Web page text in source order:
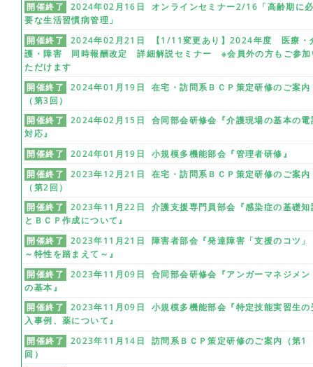
開催終了
2024年02月16日 オンラインセミナー2/16「高齢期に
要な生活習慣病管理」
開催終了
2024年02月21日 【1/11変更あり】2024年度 医療・
護・障害 同時報酬改定 詳細解説セミナー ※会員外の方もご参加
ただけます
開催終了
2024年01月19日 在宅・訪問系ＢＣＰ策定研修のご案内
（第3回）
開催終了
2024年02月15日 合同部会研修会『介護現場の基本の電
対応』
開催終了
2024年01月19日 小規模多機能部会『管理者研修』
開催終了
2023年12月21日 在宅・訪問系ＢＣＰ策定研修のご案内
（第2回）
開催終了
2023年11月22日 介護支援専門員部会『感染症の基礎知
とＢＣＰ作成について』
開催終了
2023年11月21日 障害者部会『発達障害「支援のコツ」
～特性を踏まえて～』
開催終了
2023年11月09日 合同部会研修会『アンガーマネジメン
の基本』
開催終了
2023年11月09日 小規模多機能部会『特定技能実習生の
入事例、薬について』
開催終了
2023年11月14日 訪問系ＢＣＰ策定研修のご案内（第1
回）